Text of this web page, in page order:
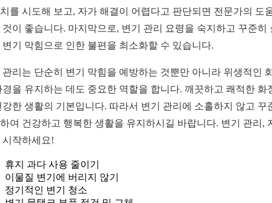
를 시도해 보고, 자가 해결이 어렵다고 판단되면 전문가의 도
것이 좋습니다. 마지막으로, 변기 관리 요령을 숙지하고 꾸준히
변기 막힘으로 인한 불편을 최소화할 수 있습니다.
관리는 단순히 변기 막힘을 예방하는 것뿐만 아니라 위생적인
경을 유지하는 데도 중요한 역할을 합니다. 깨끗하고 쾌적한 화
강한 생활의 기본입니다. 따라서 변기 관리에 소홀하지 않고 꾸
여 건강하고 행복한 생활을 유지하시길 바랍니다. 변기 관리,
시작하세요!
휴지 과다 사용 줄이기
이물질 변기에 버리지 않기
정기적인 변기 청소